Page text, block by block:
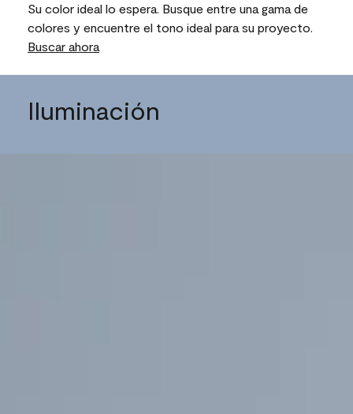
Su color ideal lo espera. Busque entre una gama de
colores y encuentre el tono ideal para su proyecto.
Buscar ahora
Iluminación